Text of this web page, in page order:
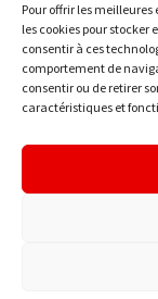
Pour offrir les
les cookies pour
consentir à ces
comportement de
consentir ou de retirer
caractéristiques et